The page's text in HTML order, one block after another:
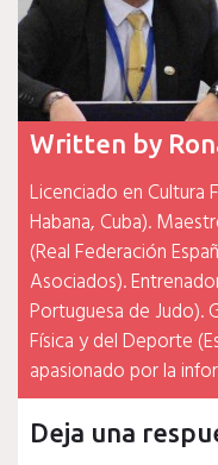
Written by
Licenciado en Cultura
Habana, Cuba).
(Real Federación
Asociados).
Portuguesa de Judo).
Física y del Deporte
apasionado por la
Deja una